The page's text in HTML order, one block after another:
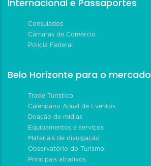
Internacional e Passaportes
Consulados
Câmaras de Comércio
Polícia Federal
Belo Horizonte para o mercado
Trade Turístico
Calendário Anual de Eventos
Doação de mídias
Equipamentos e serviços
Materiais de divulgação
Observatório do Turismo
Principais atrativos